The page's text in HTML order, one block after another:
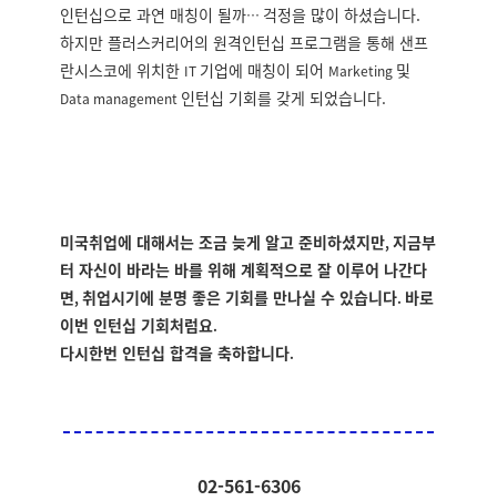
인턴십으로 과연 매칭이 될까… 걱정을 많이 하셨습니다.
하지만 플러스커리어의 원격인턴십 프로그램을 통해 샌프
란시스코에 위치한 IT 기업에 매칭이 되어 Marketing 및
Data management 인턴십 기회를 갖게 되었습니다.
미국취업에 대해서는 조금 늦게 알고 준비하셨지만, 지금부
터 자신이 바라는 바를 위해 계획적으로 잘 이루어 나간다
면, 취업시기에 분명 좋은 기회를 만나실 수 있습니다. 바로
이번 인턴십 기회처럼요.
다시한번 인턴십 합격을 축하합니다.
02-561-6306